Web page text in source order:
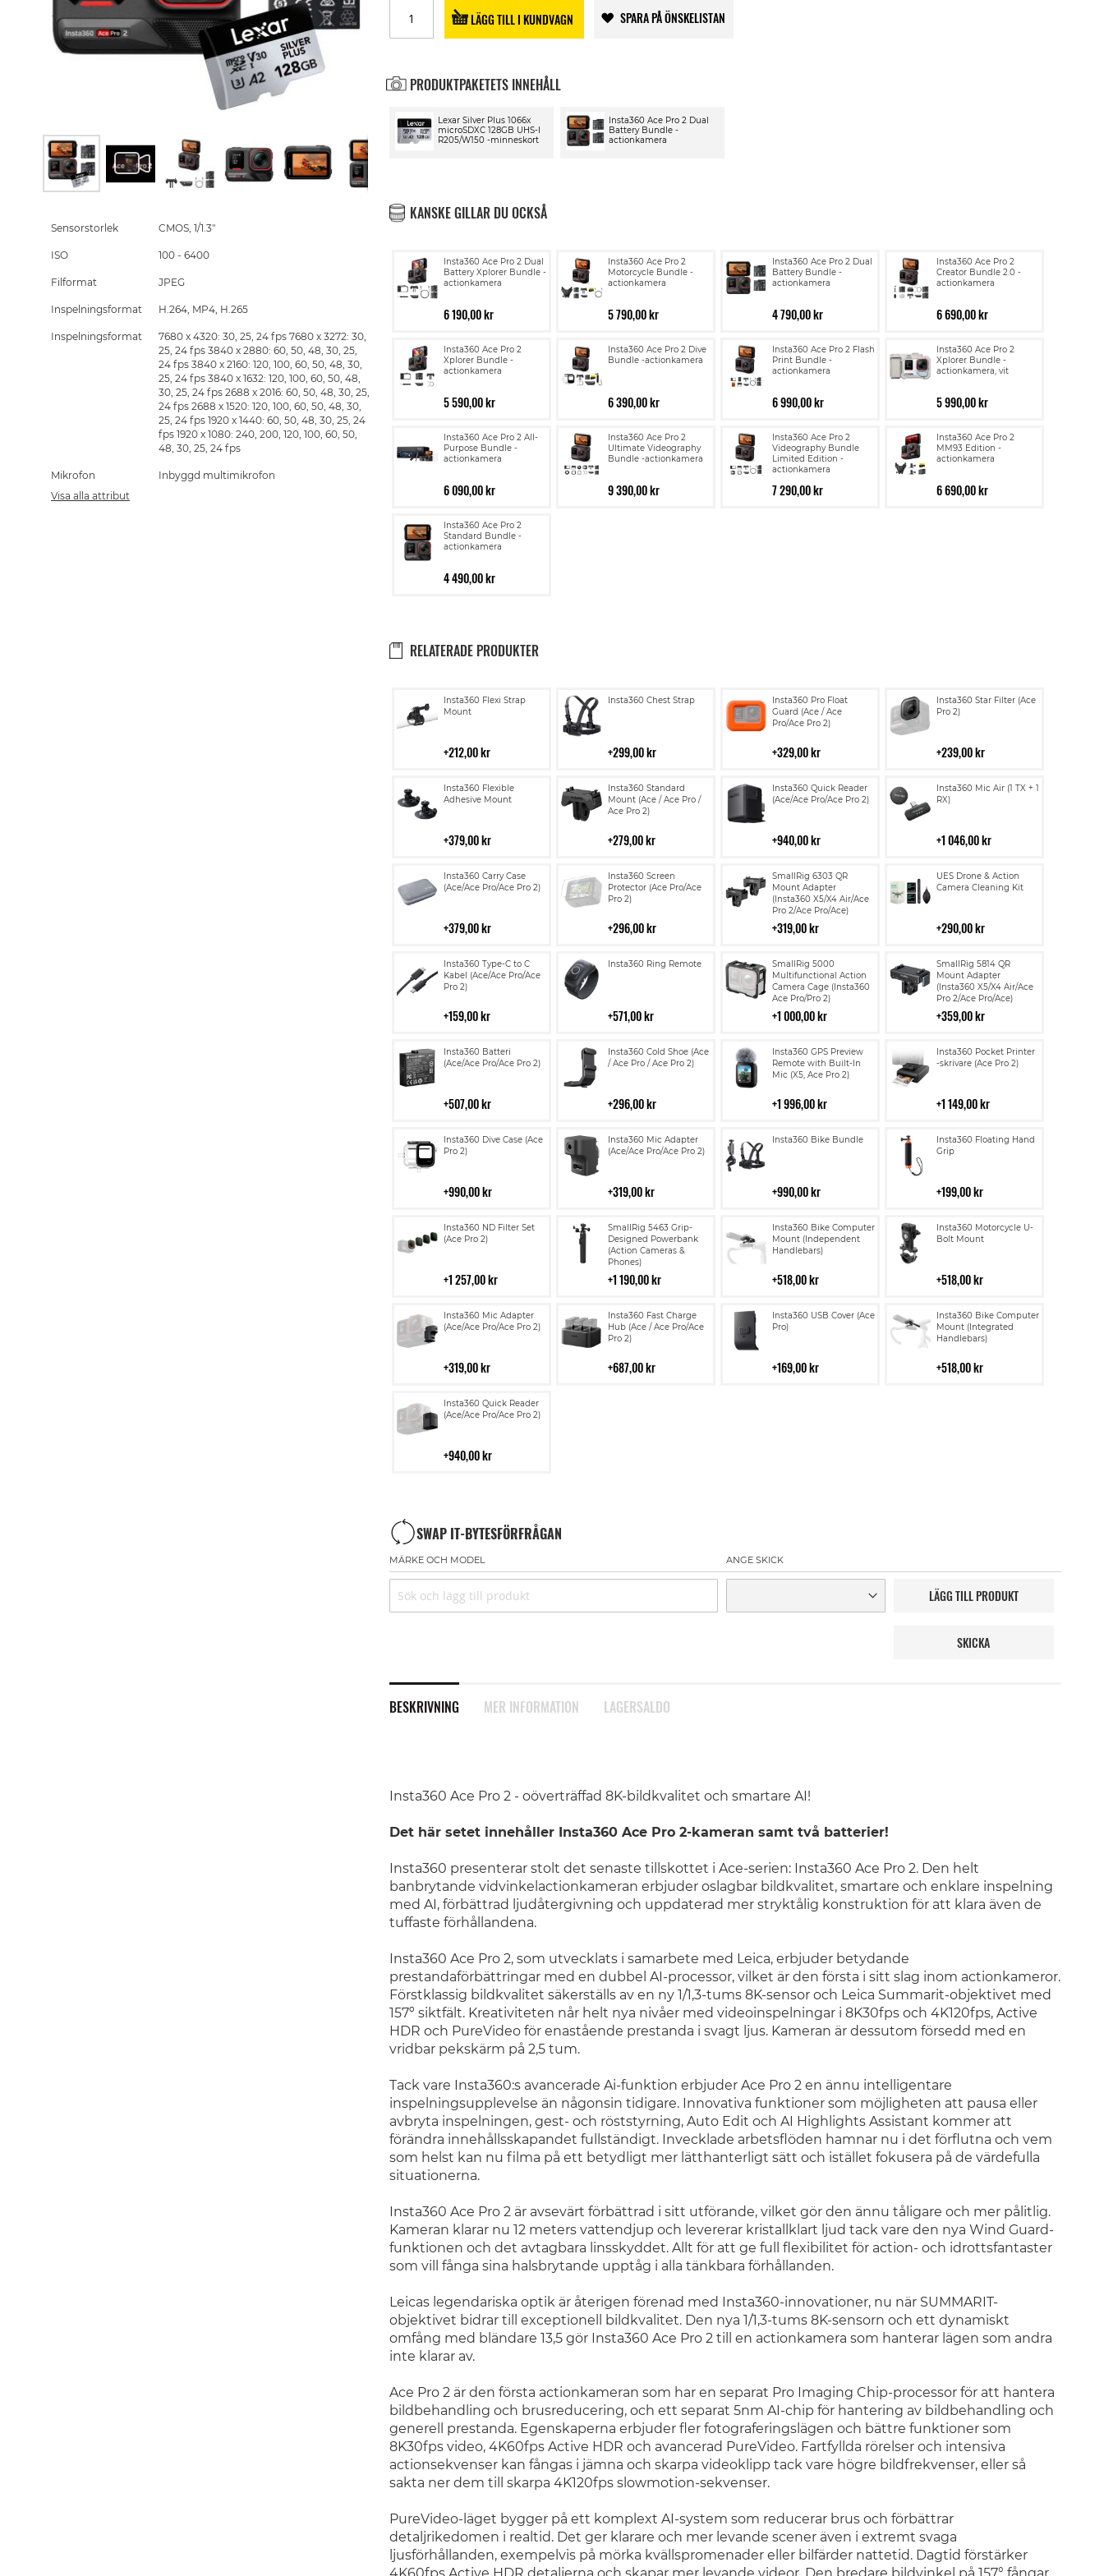
LÄGG TILL I KUNDVAGN SPARA PÅ ÖNSKELISTAN
PRODUKTPAKETETS INNEHÅLL
Lexar Silver Plus 1066x
microSDXC 128GB UHS-I
R205/W150 -minneskort
Insta360 Ace Pro 2 Dual
Battery Bundle -
actionkamera
KANSKE GILLAR DU OCKSÅ
Insta360 Ace Pro 2 Dual
Battery Xplorer Bundle -
actionkamera
6 190,00 kr
Insta360 Ace Pro 2
Motorcycle Bundle -
actionkamera
5 790,00 kr
Insta360 Ace Pro 2 Dual
Battery Bundle -
actionkamera
4 790,00 kr
Insta360 Ace Pro 2
Creator Bundle 2.0 -
actionkamera
6 690,00 kr
Insta360 Ace Pro 2
Xplorer Bundle -
actionkamera
5 590,00 kr
Insta360 Ace Pro 2 Dive
Bundle -actionkamera
6 390,00 kr
Insta360 Ace Pro 2 Flash
Print Bundle -
actionkamera
6 990,00 kr
Insta360 Ace Pro 2
Xplorer Bundle -
actionkamera, vit
5 990,00 kr
Insta360 Ace Pro 2 All-
Purpose Bundle -
actionkamera
6 090,00 kr
Insta360 Ace Pro 2
Ultimate Videography
Bundle -actionkamera
9 390,00 kr
Insta360 Ace Pro 2
Videography Bundle
Limited Edition -
actionkamera
7 290,00 kr
Insta360 Ace Pro 2
MM93 Edition -
actionkamera
6 690,00 kr
Insta360 Ace Pro 2
Standard Bundle -
actionkamera
4 490,00 kr
RELATERADE PRODUKTER
Insta360 Flexi Strap
Mount
212,00 kr
Lägg
till
Insta360 Chest Strap
299,00 kr
Lägg
Insta360 Pro Float
Guard (Ace / Ace
Pro/Ace Pro 2)
329,00 kr
Lägg
till
i
Insta360 Star Filter (Ace
Pro 2)
239,00 kr
Lägg
till
Insta360 Flexible
Adhesive Mount
379,00 kr
Lägg
till
Insta360 Standard
Mount (Ace / Ace Pro /
Ace Pro 2)
279,00 kr
Lägg
till
i
Insta360 Quick Reader
(Ace/Ace Pro/Ace Pro 2)
940,00 kr
Lägg
till
Insta360 Mic Air (1 TX + 1
RX)
1 046,00 kr
Lägg
till
Insta360 Carry Case
(Ace/Ace Pro/Ace Pro 2)
379,00 kr
Lägg
till
Insta360 Screen
Protector (Ace Pro/Ace
Pro 2)
296,00 kr
Lägg
till
i
SmallRig 6303 QR
Mount Adapter
(Insta360 X5/X4 Air/Ace
Pro 2/Ace Pro/Ace)
319,00 kr
Lägg
till
i
kundvagn
UES Drone & Action
Camera Cleaning Kit
290,00 kr
Lägg
till
Insta360 Type-C to C
Kabel (Ace/Ace Pro/Ace
Pro 2)
159,00 kr
Lägg
till
i
Insta360 Ring Remote
571,00 kr
Lägg
SmallRig 5000
Multifunctional Action
Camera Cage (Insta360
Ace Pro/Pro 2)
1 000,00 kr
Lägg
till
i
kundvagn
SmallRig 5814 QR
Mount Adapter
(Insta360 X5/X4 Air/Ace
Pro 2/Ace Pro/Ace)
359,00 kr
Lägg
till
i
kundvagn
Insta360 Batteri
(Ace/Ace Pro/Ace Pro 2)
507,00 kr
Lägg
till
Insta360 Cold Shoe (Ace
/ Ace Pro / Ace Pro 2)
296,00 kr
Lägg
till
Insta360 GPS Preview
Remote with Built-In
Mic (X5, Ace Pro 2)
1 996,00 kr
Lägg
till
i
Insta360 Pocket Printer
-skrivare (Ace Pro 2)
1 149,00 kr
Lägg
till
Insta360 Dive Case (Ace
Pro 2)
990,00 kr
Lägg
till
Insta360 Mic Adapter
(Ace/Ace Pro/Ace Pro 2)
319,00 kr
Lägg
till
Insta360 Bike Bundle
990,00 kr
Lägg
Insta360 Floating Hand
Grip
199,00 kr
Lägg
till
Insta360 ND Filter Set
(Ace Pro 2)
1 257,00 kr
Lägg
till
SmallRig 5463 Grip-
Designed Powerbank
(Action Cameras &
Phones)
1 190,00 kr
Lägg
till
i
kundvagn
Insta360 Bike Computer
Mount (Independent
Handlebars)
518,00 kr
Lägg
till
i
Insta360 Motorcycle U-
Bolt Mount
518,00 kr
Lägg
till
Insta360 Mic Adapter
(Ace/Ace Pro/Ace Pro 2)
319,00 kr
Lägg
till
Insta360 Fast Charge
Hub (Ace / Ace Pro/Ace
Pro 2)
687,00 kr
Lägg
till
i
Insta360 USB Cover (Ace
Pro)
169,00 kr
Lägg
till
Insta360 Bike Computer
Mount (Integrated
Handlebars)
518,00 kr
Lägg
till
i
Insta360 Quick Reader
(Ace/Ace Pro/Ace Pro 2)
940,00 kr
Lägg
till
SWAP IT-BYTESFÖRFRÅGAN
MÄRKE OCH MODEL ANGE SKICK
LÄGG TILL PRODUKT
SKICKA
BESKRIVNING
Insta360 Ace Pro 2 - oöverträffad 8K-bildkvalitet och smartare AI!
Det här setet innehåller Insta360 Ace Pro 2-kameran samt två batterier!
Insta360 presenterar stolt det senaste tillskottet i Ace-serien: Insta360 Ace Pro 2. Den helt
banbrytande vidvinkelactionkameran erbjuder oslagbar bildkvalitet, smartare och enklare inspelning
med AI, förbättrad ljudåtergivning och uppdaterad mer stryktålig konstruktion för att klara även de
tuffaste förhållandena.
Insta360 Ace Pro 2, som utvecklats i samarbete med Leica, erbjuder betydande
prestandaförbättringar med en dubbel AI-processor, vilket är den första i sitt slag inom actionkameror.
Förstklassig bildkvalitet säkerställs av en ny 1/1,3-tums 8K-sensor och Leica Summarit-objektivet med
157º siktfält. Kreativiteten når helt nya nivåer med videoinspelningar i 8K30fps och 4K120fps, Active
HDR och PureVideo för enastående prestanda i svagt ljus. Kameran är dessutom försedd med en
vridbar pekskärm på 2,5 tum.
Tack vare Insta360:s avancerade Ai-funktion erbjuder Ace Pro 2 en ännu intelligentare
inspelningsupplevelse än någonsin tidigare. Innovativa funktioner som möjligheten att pausa eller
avbryta inspelningen, gest- och röststyrning, Auto Edit och AI Highlights Assistant kommer att
förändra innehållsskapandet fullständigt. Invecklade arbetsflöden hamnar nu i det förflutna och vem
som helst kan nu filma på ett betydligt mer lätthanterligt sätt och istället fokusera på de värdefulla
situationerna.
Insta360 Ace Pro 2 är avsevärt förbättrad i sitt utförande, vilket gör den ännu tåligare och mer pålitlig.
Kameran klarar nu 12 meters vattendjup och levererar kristallklart ljud tack vare den nya Wind Guard-
funktionen och det avtagbara linsskyddet. Allt för att ge full flexibilitet för action- och idrottsfantaster
som vill fånga sina halsbrytande upptåg i alla tänkbara förhållanden.
Leicas legendariska optik är återigen förenad med Insta360-innovationer, nu när SUMMARIT-
objektivet bidrar till exceptionell bildkvalitet. Den nya 1/1,3-tums 8K-sensorn och ett dynamiskt
omfång med bländare 13,5 gör Insta360 Ace Pro 2 till en actionkamera som hanterar lägen som andra
inte klarar av.
Ace Pro 2 är den första actionkameran som har en separat Pro Imaging Chip-processor för att hantera
bildbehandling och brusreducering, och ett separat 5nm AI-chip för hantering av bildbehandling och
generell prestanda. Egenskaperna erbjuder fler fotograferingslägen och bättre funktioner som
8K30fps video, 4K60fps Active HDR och avancerad PureVideo. Fartfyllda rörelser och intensiva
actionsekvenser kan fångas i jämna och skarpa videoklipp tack vare högre bildfrekvenser, eller så
sakta ner dem till skarpa 4K120fps slowmotion-sekvenser.
PureVideo-läget bygger på ett komplext AI-system som reducerar brus och förbättrar
detaljrikedomen i realtid. Det ger klarare och mer levande scener även i extremt svaga
ljusförhållanden, exempelvis på mörka kvällspromenader eller bilfärder nattetid. Dagtid förstärker
MER INFORMATION LAGERSALDO
the
images
Sensorstorlek CMOS, 1/1.3"
ISO 100 - 6400
Filformat JPEG
Inspelningsformat H.264, MP4, H.265
Inspelningsformat
7680 x 4320: 30, 25, 24 fps 7680 x 3272: 30,
25, 24 fps 3840 x 2880: 60, 50, 48, 30, 25,
24 fps 3840 x 2160: 120, 100, 60, 50, 48, 30,
25, 24 fps 3840 x 1632: 120, 100, 60, 50, 48,
30, 25, 24 fps 2688 x 2016: 60, 50, 48, 30, 25,
24 fps 2688 x 1520: 120, 100, 60, 50, 48, 30,
25, 24 fps 1920 x 1440: 60, 50, 48, 30, 25, 24
fps 1920 x 1080: 240, 200, 120, 100, 60, 50,
48, 30, 25, 24 fps
Mikrofon
Inbyggd multimikrofon
Visa alla attribut